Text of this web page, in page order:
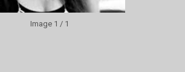
Image 1 / 1